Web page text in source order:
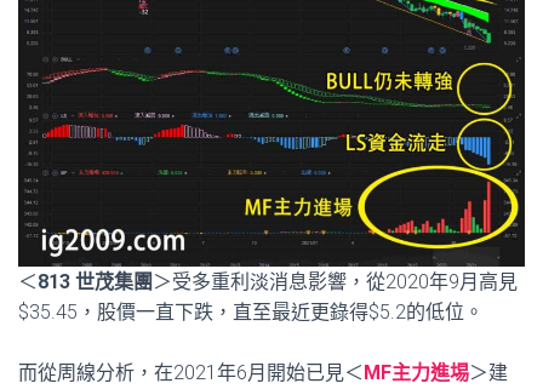
N
＜813 世茂集團 ＞受多重利淡消息影響，從2020年9月高見
$35.45，股價一直下跌，直至最近更錄得$5.2的低位。
而從周線分析，在2021年6月開始已見＜MF主力進埸＞建